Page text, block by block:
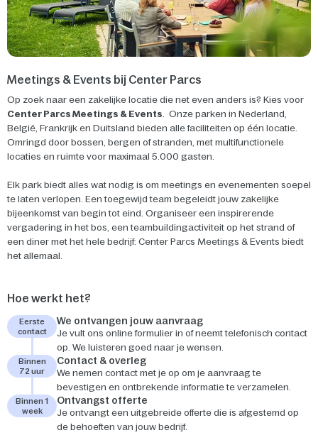
Meetings & Events bij Center Parcs
Op zoek naar een zakelijke locatie die net even anders is? Kies voor
Center Parcs Meetings & Events. Onze parken in Nederland,
België, Frankrijk en Duitsland bieden alle faciliteiten op één locatie.
Omringd door bossen, bergen of stranden, met multifunctionele
locaties en ruimte voor maximaal 5.000 gasten.
Elk park biedt alles wat nodig is om meetings en evenementen soepel
te laten verlopen. Een toegewijd team begeleidt jouw zakelijke
bijeenkomst van begin tot eind. Organiseer een inspirerende
vergadering in het bos, een teambuildingactiviteit op het strand of
een diner met het hele bedrijf: Center Parcs Meetings & Events biedt
het allemaal.
Hoe werkt het?
Eerste
contact
We ontvangen jouw aanvraag
Je vult ons online formulier in of neemt telefonisch contact
op. We luisteren goed naar je wensen.
Binnen
72 uur
Contact & overleg
We nemen contact met je op om je aanvraag te
bevestigen en ontbrekende informatie te verzamelen.
Binnen 1
week
Ontvangst offerte
Je ontvangt een uitgebreide offerte die is afgestemd op
de behoeften van jouw bedrijf.